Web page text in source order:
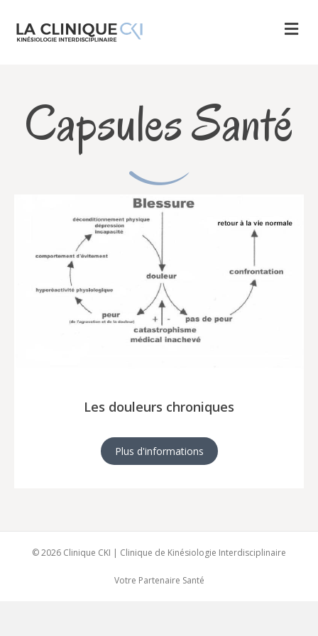
Capsules Santé
Les douleurs chroniques
Plus d'informations
© 2026 Clinique CKI | Clinique de Kinésiologie Interdisciplinaire
Votre Partenaire Santé